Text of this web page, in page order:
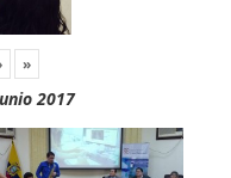
»
2017